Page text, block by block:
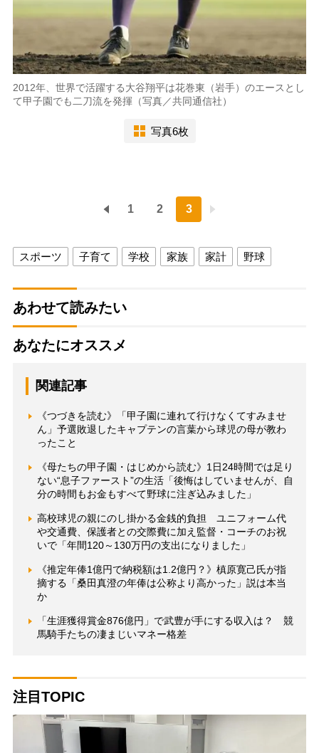
2012年、世界で活躍する大谷翔平は花巻東（岩手）のエースとし
て甲子園でも二刀流を発揮（写真／共同通信社）
写真6枚
1 2 3
スポーツ 子育て 学校 家族 家計 野球
あわせて読みたい
あなたにオススメ
関連記事
《つづきを読む》「甲子園に連れて行けなくてすみませ
ん」予選敗退したキャプテンの言葉から球児の母が教わ
ったこと
《母たちの甲子園・はじめから読む》1日24時間では足り
ない“息子ファースト”の生活「後悔はしていませんが、自
分の時間もお金もすべて野球に注ぎ込みました」
高校球児の親にのし掛かる金銭的負担 ユニフォーム代
や交通費、保護者との交際費に加え監督・コーチのお祝
いで「年間120～130万円の支出になりました」
《推定年俸1億円で納税額は1.2億円？》槙原寛己氏が指
摘する「桑田真澄の年俸は公称より高かった」説は本当
か
「生涯獲得賞金876億円」で武豊が手にする収入は？ 競
馬騎手たちの凄まじいマネー格差
注目TOPIC